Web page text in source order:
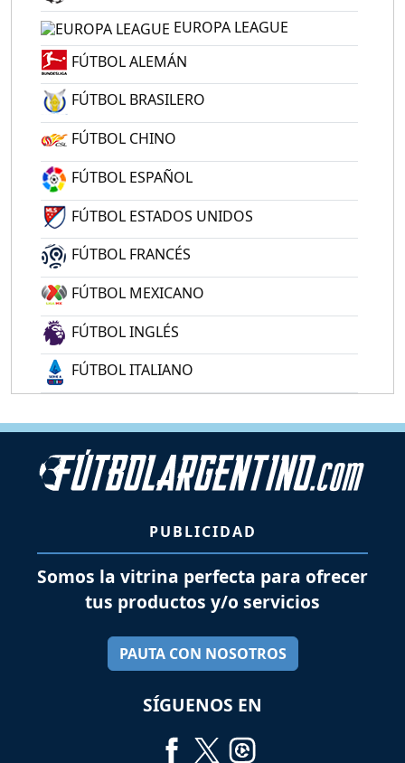
EUROPA LEAGUE
FÚTBOL ALEMÁN
FÚTBOL BRASILERO
FÚTBOL CHINO
FÚTBOL ESPAÑOL
FÚTBOL ESTADOS UNIDOS
FÚTBOL FRANCÉS
FÚTBOL MEXICANO
FÚTBOL INGLÉS
FÚTBOL ITALIANO
PUBLICIDAD
Somos la vitrina perfecta para ofrecer
tus productos y/o servicios
PAUTA CON NOSOTROS
SÍGUENOS EN